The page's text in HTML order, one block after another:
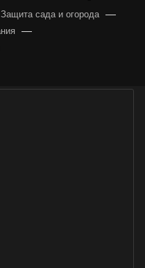
Защита сада и огорода —
—